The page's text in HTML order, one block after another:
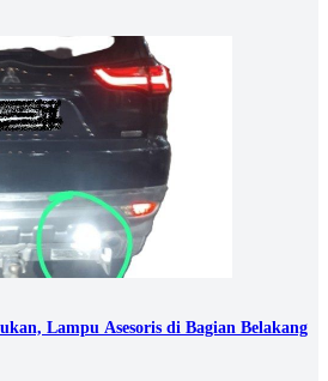
Lampu Asesoris di Bagian Belakang